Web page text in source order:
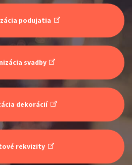
Juraj „ŠOKO”
StandupShow
podujatia
svadby
dekorácií
rekvizity